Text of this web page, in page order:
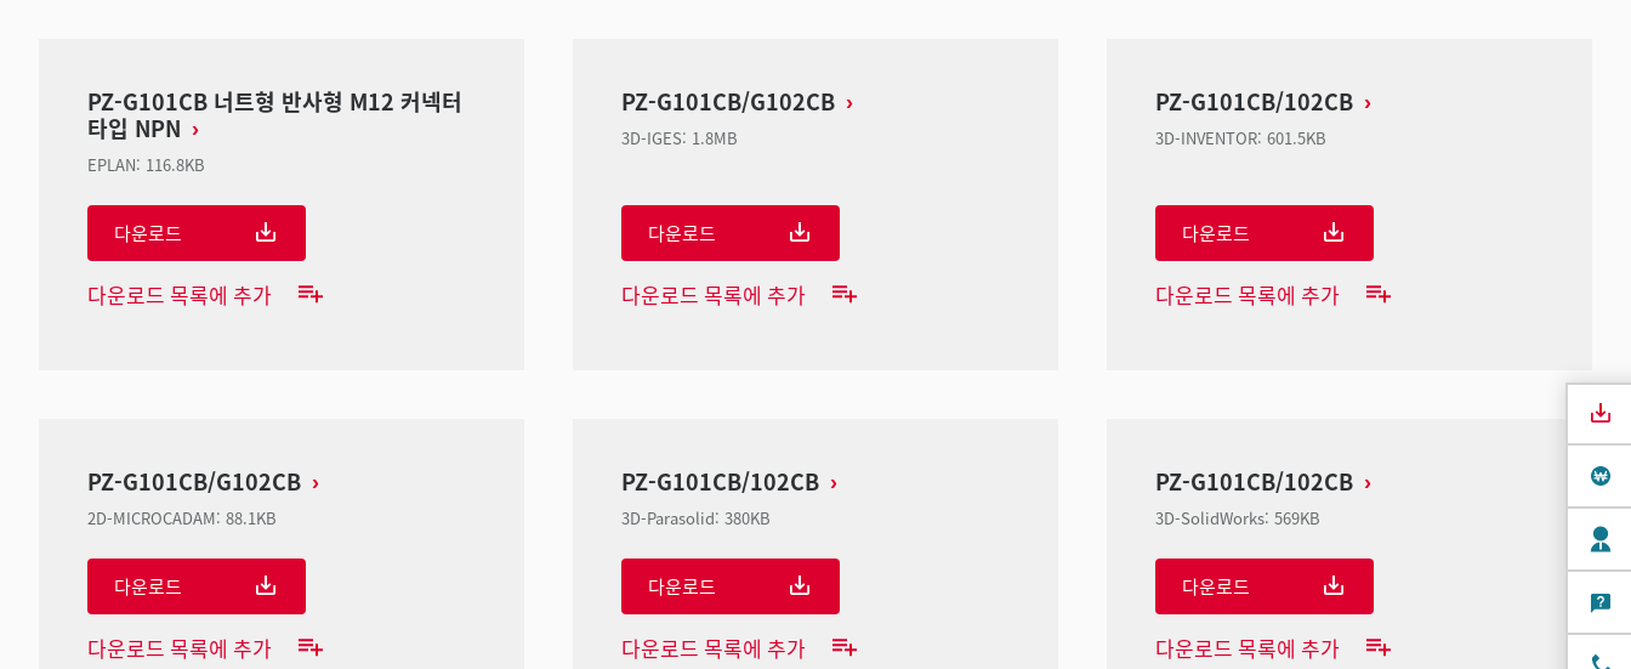
PZ-G101CB 너트형 반사형 M12 커넥터
타입 NPN
EPLAN: 116.8KB
다운로드
다운로드 목록에 추가
PZ-G101CB/G102CB
3D-IGES: 1.8MB
다운로드
다운로드 목록에 추가
PZ-G101CB/102CB
3D-INVENTOR: 601.5KB
다운로드
다운로드 목록에 추가
PZ-G101CB/G102CB
2D-MICROCADAM: 88.1KB
다운로드
다운로드 목록에 추가
PZ-G101CB/102CB
3D-Parasolid: 380KB
다운로드
다운로드 목록에 추가
PZ-G101CB/102CB
3D-SolidWorks: 569KB
다운로드
다운로드 목록에 추가